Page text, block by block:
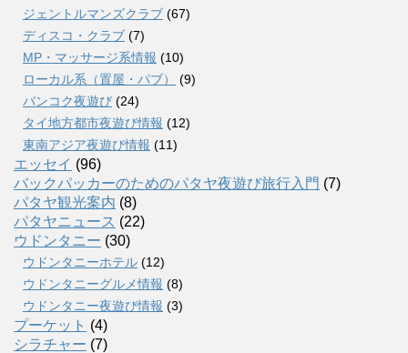
ジェントルマンズクラブ (67)
ディスコ・クラブ (7)
MP・マッサージ系情報 (10)
ローカル系（置屋・パブ）
(9)
バンコク夜遊び (24)
タイ地方都市夜遊び情報 (12)
東南アジア夜遊び情報 (11)
エッセイ (96)
バックパッカーのためのパタヤ夜遊び旅行入門 (7)
パタヤ観光案内 (8)
パタヤニュース (22)
ウドンタニー (30)
ウドンタニーホテル (12)
ウドンタニーグルメ情報 (8)
ウドンタニー夜遊び情報 (3)
プーケット (4)
シラチャー (7)